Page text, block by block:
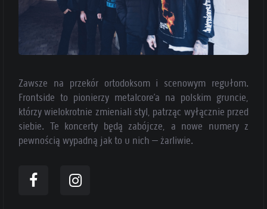
Zawsze na przekór ortodoksom i scenowym regułom.
Frontside to pionierzy metalcore’a na polskim gruncie,
którzy wielokrotnie zmieniali styl, patrząc wyłącznie przed
siebie. Te koncerty będą zabójcze, a nowe numery z
pewnością wypadną jak to u nich – żarliwie.